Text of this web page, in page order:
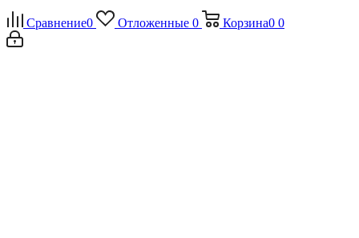
Сравнение0 Отложенные 0 Корзина0 0